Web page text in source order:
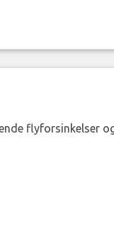
flyforsinkelser